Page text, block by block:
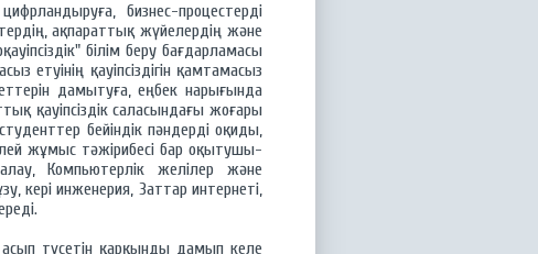
бизнес-процестерді
ақпараттық жүйелердің және
білім беру бағдарламасы
қауіпсіздігін қамтамасыз
дамытуға, еңбек нарығында
қауіпсіздік саласындағы жоғары
бейіндік пәндерді оқиды,
жұмыс тәжірибесі бар оқытушы-
Компьютерлік желілер және
кері инженерия, Заттар интернеті,
асып түсетін қарқынды дамып келе